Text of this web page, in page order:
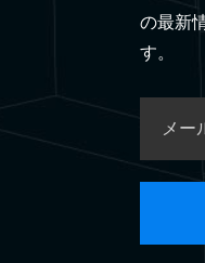
の最新
す。